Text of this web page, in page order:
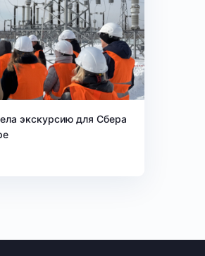
экскурсию для Сбера